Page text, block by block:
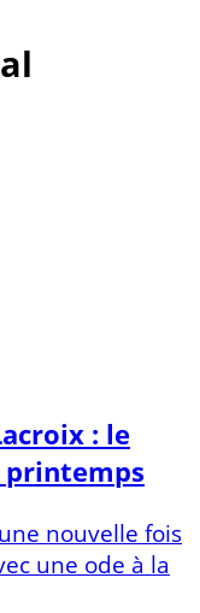
: le
printemps
nouvelle fois
une ode à la